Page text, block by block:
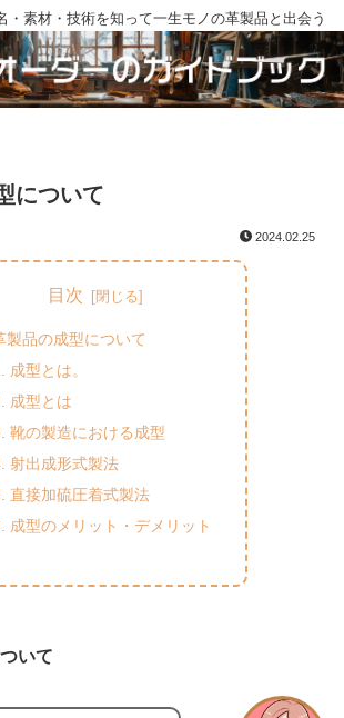
・素材・技術を知って一生モノの革製品と出会う
について
2024.02.25
目次
製品の成型について
成型とは。
成型とは
靴の製造における成型
射出成形式製法
直接加硫圧着式製法
成型のメリット・デメリット
いて